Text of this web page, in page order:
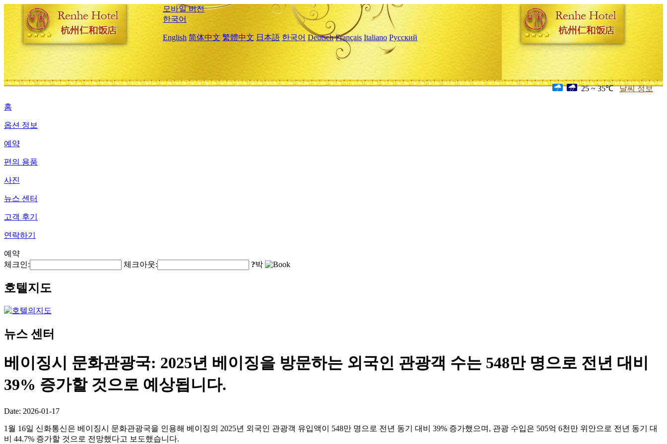
모바일 버전
한국어
English 简体中文 繁體中文 日本語 한국어 Deutsch Français Italiano Русский
25 ~ 35℃ 날씨 정보
홈
옵션 정보
예약
편의 용품
사진
뉴스 센터
고객 후기
연락하기
예약
체크인:
체크아웃: ?박
호텔지도
뉴스 센터
베이징시 문화관광국: 2025년 베이징을 방문하는 외국인 관광객 수는 548만 명으로 전년 대비
39% 증가할 것으로 예상됩니다.
Date: 2026-01-17
1월 16일 신화통신은 베이징시 문화관광국을 인용해 베이징의 2025년 외국인 관광객 유입액이 548만 명으로 전년 동기 대비 39% 증가했으며, 관광 수입은 505억 6천만 위안으로 전년 동기 대
비 44.7% 증가할 것으로 전망했다고 보도했습니다.